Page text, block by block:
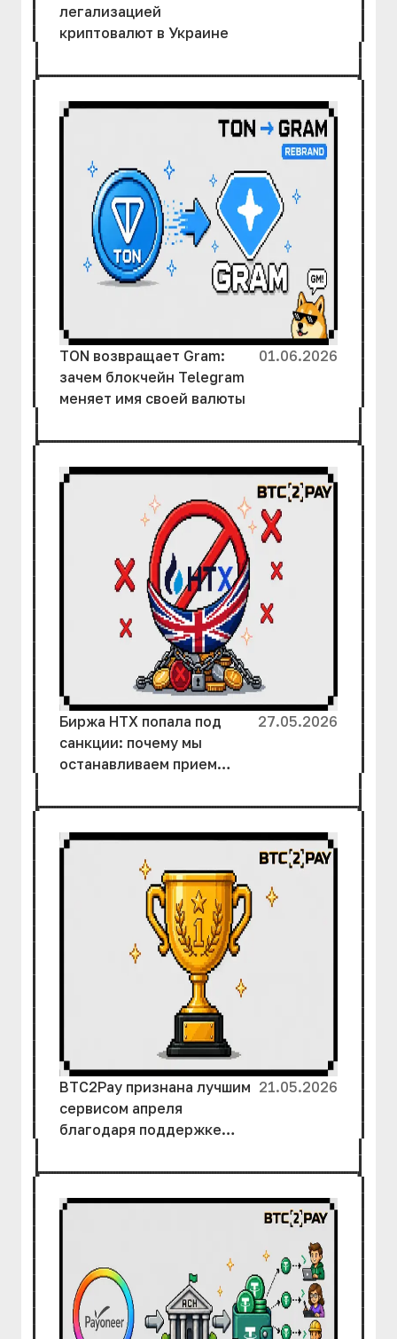
легализацией
криптовалют в Украине
TON возвращает Gram:
зачем блокчейн Telegram
меняет имя своей валюты
01.06.2026
Биржа HTX попала под
санкции: почему мы
останавливаем прием
свои активы
27.05.2026
BTC2Pay признана лучшим
сервисом апреля
благодаря поддержке
команды
21.05.2026